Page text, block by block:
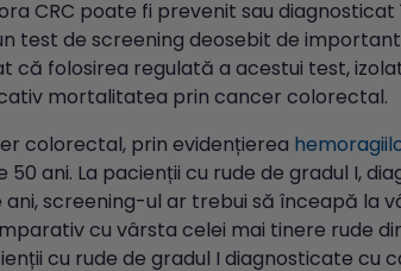
CRC poate fi prevenit sau
test de screening deosebit de
că folosirea regulată a acestui test,
mortalitatea prin cancer colorectal.
colorectal, prin evidențierea
ani. La pacienții cu rude de gradul I,
screening-ul ar trebui să înceapă la
cu vârsta celei mai tinere rude
cu rude de gradul I diagnosticate cu